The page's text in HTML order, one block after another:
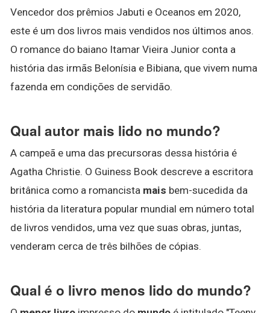
Vencedor dos prêmios Jabuti e Oceanos em 2020,
este é um dos livros mais vendidos nos últimos anos.
O romance do baiano Itamar Vieira Junior conta a
história das irmãs Belonísia e Bibiana, que vivem numa
fazenda em condições de servidão.
Qual autor mais lido no mundo?
A campeã e uma das precursoras dessa história é
Agatha Christie. O Guiness Book descreve a escritora
britânica como a romancista mais bem-sucedida da
história da literatura popular mundial em número total
de livros vendidos, uma vez que suas obras, juntas,
venderam cerca de três bilhões de cópias.
Qual é o livro menos lido do mundo?